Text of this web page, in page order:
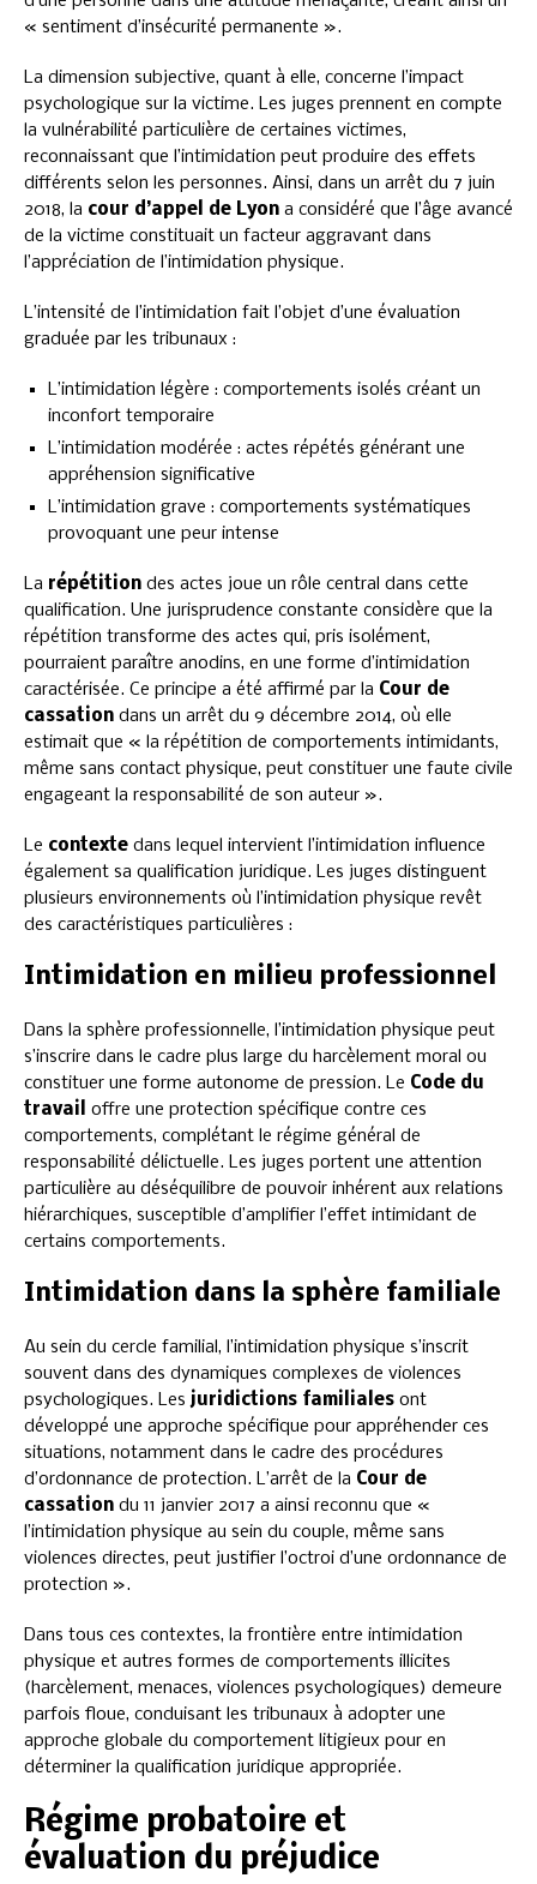
« sentiment d’insécurité permanente ».
La dimension subjective, quant à elle, concerne l’impact
psychologique sur la victime. Les juges prennent en compte
la vulnérabilité particulière de certaines victimes,
reconnaissant que l’intimidation peut produire des effets
différents selon les personnes. Ainsi, dans un arrêt du 7 juin
2018, la cour d’appel de Lyon a considéré que l’âge avancé
de la victime constituait un facteur aggravant dans
l’appréciation de l’intimidation physique.
L’intensité de l’intimidation fait l’objet d’une évaluation
graduée par les tribunaux :
L’intimidation légère : comportements isolés créant un
inconfort temporaire
L’intimidation modérée : actes répétés générant une
appréhension significative
L’intimidation grave : comportements systématiques
provoquant une peur intense
La répétition des actes joue un rôle central dans cette
qualification. Une jurisprudence constante considère que la
répétition transforme des actes qui, pris isolément,
pourraient paraître anodins, en une forme d’intimidation
caractérisée. Ce principe a été affirmé par la Cour de
cassation dans un arrêt du 9 décembre 2014, où elle
estimait que « la répétition de comportements intimidants,
même sans contact physique, peut constituer une faute civile
engageant la responsabilité de son auteur ».
Le contexte dans lequel intervient l’intimidation influence
également sa qualification juridique. Les juges distinguent
plusieurs environnements où l’intimidation physique revêt
des caractéristiques particulières :
Intimidation en milieu professionnel
Dans la sphère professionnelle, l’intimidation physique peut
s’inscrire dans le cadre plus large du harcèlement moral ou
constituer une forme autonome de pression. Le Code du
travail
offre une protection spécifique contre ces
comportements, complétant le régime général de
responsabilité délictuelle. Les juges portent une attention
particulière au déséquilibre de pouvoir inhérent aux relations
hiérarchiques, susceptible d’amplifier l’effet intimidant de
certains comportements.
Intimidation dans la sphère familiale
Au sein du cercle familial, l’intimidation physique s’inscrit
souvent dans des dynamiques complexes de violences
psychologiques. Les juridictions familiales ont
développé une approche spécifique pour appréhender ces
situations, notamment dans le cadre des procédures
d’ordonnance de protection. L’arrêt de la Cour de
cassation du 11 janvier 2017 a ainsi reconnu que «
l’intimidation physique au sein du couple, même sans
violences directes, peut justifier l’octroi d’une ordonnance de
protection ».
Dans tous ces contextes, la frontière entre intimidation
physique et autres formes de comportements illicites
(harcèlement, menaces, violences psychologiques) demeure
parfois floue, conduisant les tribunaux à adopter une
approche globale du comportement litigieux pour en
déterminer la qualification juridique appropriée.
Régime probatoire et
évaluation du préjudice